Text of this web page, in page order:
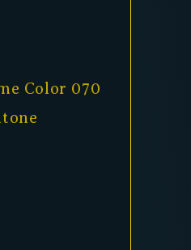
Color 070